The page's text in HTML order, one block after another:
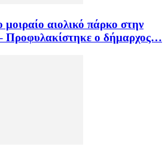
μοιραίο αιολικό πάρκο στην
Προφυλακίστηκε ο δήμαρχος…